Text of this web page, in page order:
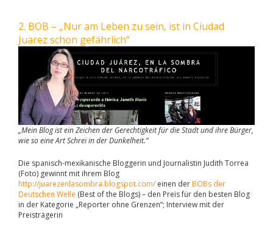
2. BOB – „Nur am Leben zu sein, ist in Ciudad
Juarez schon gefährlich“
„Mein Blog ist ein Zeichen der Gerechtigkeit für die Stadt und ihre Bürger,
wie so eine Art Schrei in der Dunkelheit.“
Die spanisch-mexikanische Bloggerin und Journalistin Judith Torrea
(Foto) gewinnt mit ihrem Blog
http://juarezenlasombra.blogspot.com/einen der BOBs der
Deutschen Welle (Best of the Blogs) – den Preis für den besten Blog
in der Kategorie „Reporter ohne Grenzen“; Interview mit der
Preisträgerin